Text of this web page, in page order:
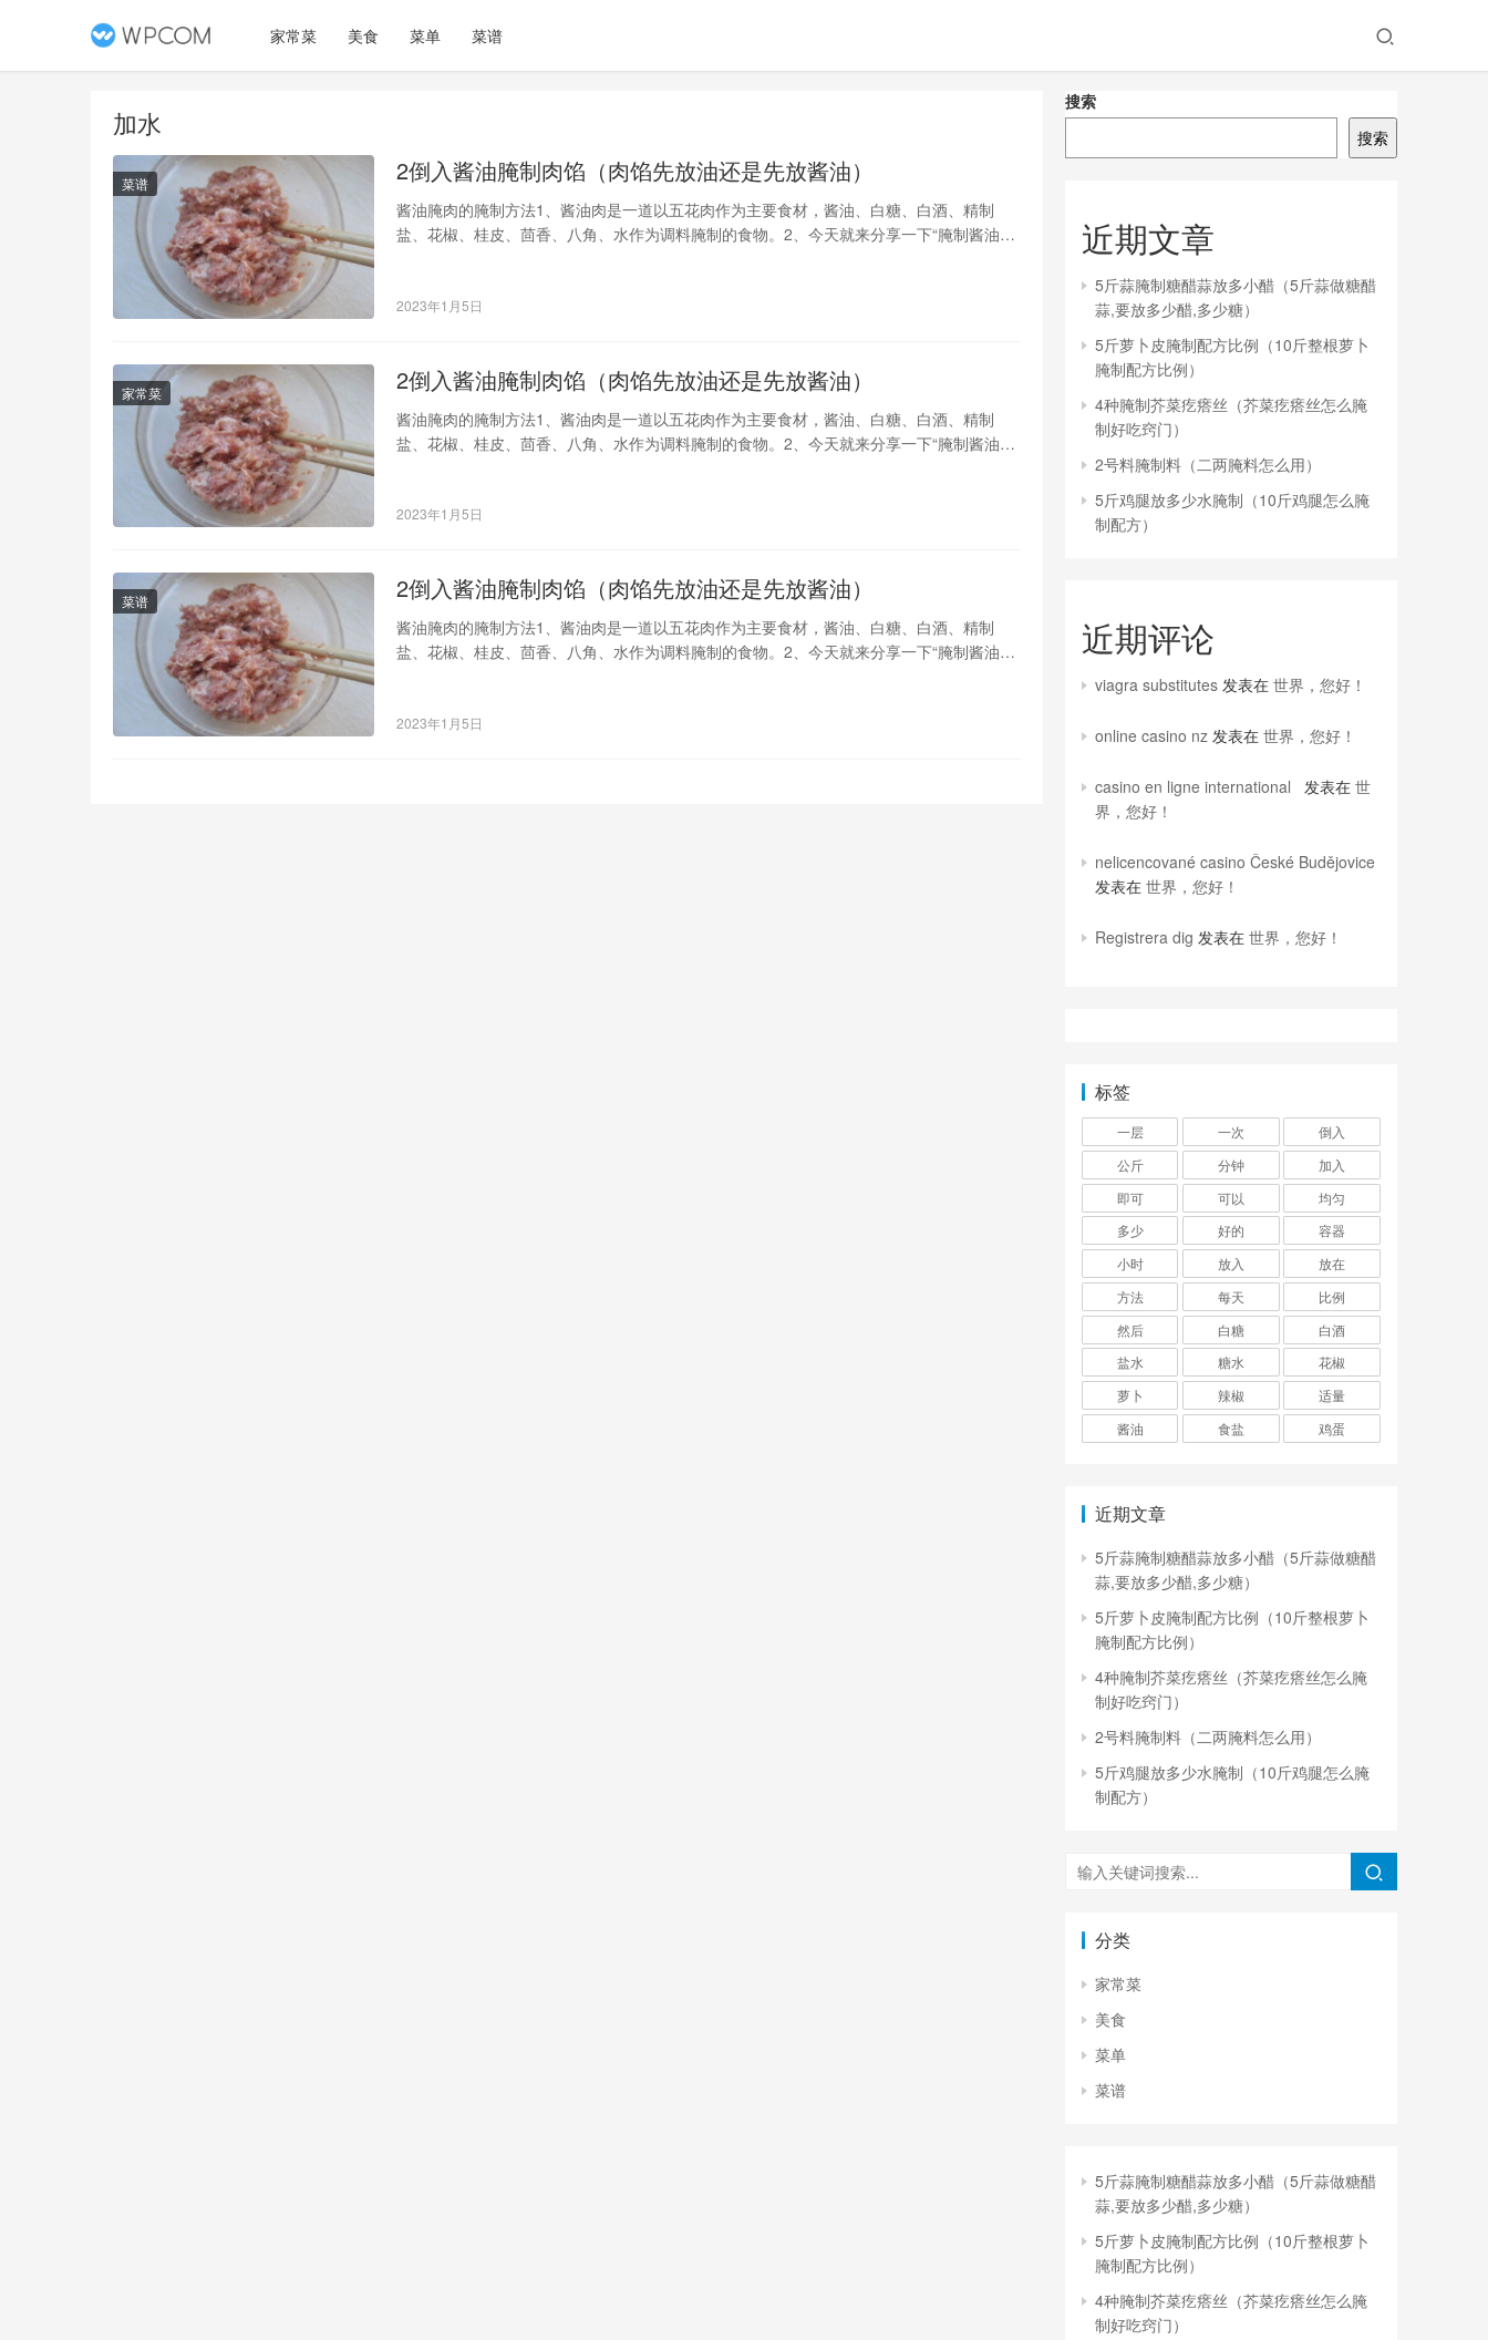
家常菜 美食 菜单 菜谱
加水
菜谱 2倒入酱油腌制肉馅（肉馅先放油还是先放酱油）
酱油腌肉的腌制方法1、酱油肉是一道以五花肉作为主要食材，酱油、白糖、白酒、精制
盐、花椒、桂皮、茴香、八角、水作为调料腌制的食物。2、今天就来分享一下“腌制酱油
2023年1月5日
家常菜 2倒入酱油腌制肉馅（肉馅先放油还是先放酱油）
酱油腌肉的腌制方法1、酱油肉是一道以五花肉作为主要食材，酱油、白糖、白酒、精制
盐、花椒、桂皮、茴香、八角、水作为调料腌制的食物。2、今天就来分享一下“腌制酱油
2023年1月5日
菜谱 2倒入酱油腌制肉馅（肉馅先放油还是先放酱油）
酱油腌肉的腌制方法1、酱油肉是一道以五花肉作为主要食材，酱油、白糖、白酒、精制
盐、花椒、桂皮、茴香、八角、水作为调料腌制的食物。2、今天就来分享一下“腌制酱油
2023年1月5日
搜索
搜索
近期文章
5斤蒜腌制糖醋蒜放多小醋（5斤蒜做糖醋
蒜,要放多少醋,多少糖）
5斤萝卜皮腌制配方比例（10斤整根萝卜
腌制配方比例）
4种腌制芥菜疙瘩丝（芥菜疙瘩丝怎么腌
制好吃窍门）
2号料腌制料（二两腌料怎么用）
5斤鸡腿放多少水腌制（10斤鸡腿怎么腌
制配方）
近期评论
viagra substitutes 发表在 世界，您好！
online casino nz 发表在 世界，您好！
casino en ligne international 发表在 世
界，您好！
nelicencované casino České Budějovice
发表在 世界，您好！
Registrera dig 发表在 世界，您好！
标签
一层 一次
倒入
公斤
分钟
加入
即可
可以
均匀
多少
好的
容器
小时
放入
放在
方法
每天
比例
然后
白糖
白酒
盐水
糖水
花椒
萝卜
辣椒
适量
酱油
食盐 鸡蛋
近期文章
5斤蒜腌制糖醋蒜放多小醋（5斤蒜做糖醋
蒜,要放多少醋,多少糖）
5斤萝卜皮腌制配方比例（10斤整根萝卜
腌制配方比例）
4种腌制芥菜疙瘩丝（芥菜疙瘩丝怎么腌
制好吃窍门）
2号料腌制料（二两腌料怎么用）
5斤鸡腿放多少水腌制（10斤鸡腿怎么腌
制配方）
分类
家常菜
美食
菜单
菜谱
5斤蒜腌制糖醋蒜放多小醋（5斤蒜做糖醋
蒜,要放多少醋,多少糖）
5斤萝卜皮腌制配方比例（10斤整根萝卜
腌制配方比例）
4种腌制芥菜疙瘩丝（芥菜疙瘩丝怎么腌
制好吃窍门）